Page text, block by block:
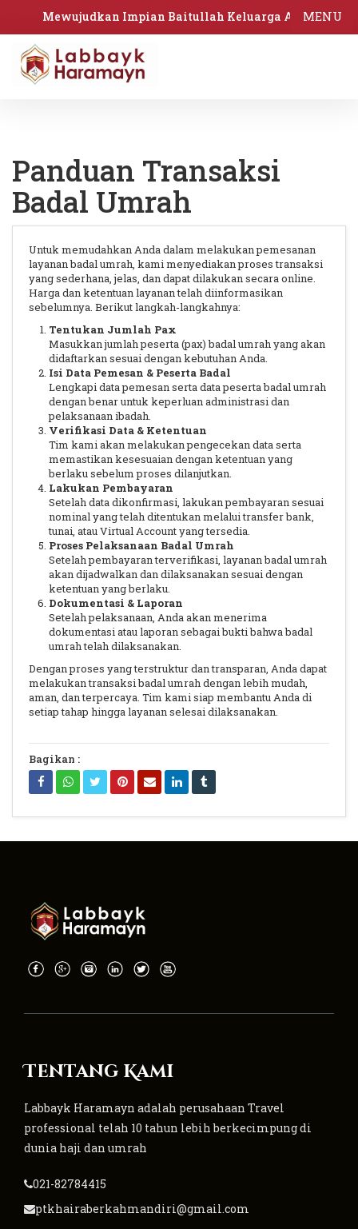
Mewujudkan Impian Baitullah Keluarga Anda
Panduan Transaksi
Badal Umrah
Untuk memudahkan Anda dalam melakukan pemesanan
layanan badal umrah, kami menyediakan proses transaksi
yang sederhana, jelas, dan dapat dilakukan secara online.
Harga dan ketentuan layanan telah diinformasikan
sebelumnya. Berikut langkah-langkahnya:
Tentukan Jumlah Pax
Masukkan jumlah peserta (pax) badal umrah yang akan
didaftarkan sesuai dengan kebutuhan Anda.
Isi Data Pemesan & Peserta Badal
Lengkapi data pemesan serta data peserta badal umrah
dengan benar untuk keperluan administrasi dan
pelaksanaan ibadah.
Verifikasi Data & Ketentuan
Tim kami akan melakukan pengecekan data serta
memastikan kesesuaian dengan ketentuan yang
berlaku sebelum proses dilanjutkan.
Lakukan Pembayaran
Setelah data dikonfirmasi, lakukan pembayaran sesuai
nominal yang telah ditentukan melalui transfer bank,
tunai, atau Virtual Account yang tersedia.
Proses Pelaksanaan Badal Umrah
Setelah pembayaran terverifikasi, layanan badal umrah
akan dijadwalkan dan dilaksanakan sesuai dengan
ketentuan yang berlaku.
Dokumentasi & Laporan
Setelah pelaksanaan, Anda akan menerima
dokumentasi atau laporan sebagai bukti bahwa badal
umrah telah dilaksanakan.
Dengan proses yang terstruktur dan transparan, Anda dapat
melakukan transaksi badal umrah dengan lebih mudah,
aman, dan terpercaya. Tim kami siap membantu Anda di
setiap tahap hingga layanan selesai dilaksanakan.
Bagikan :
Tentang Kami
Labbayk Haramayn adalah perusahaan Travel
professional telah 10 tahun lebih berkecimpung di
dunia haji dan umrah
021-82784415
ptkhairaberkahmandiri@gmail.com
MENU